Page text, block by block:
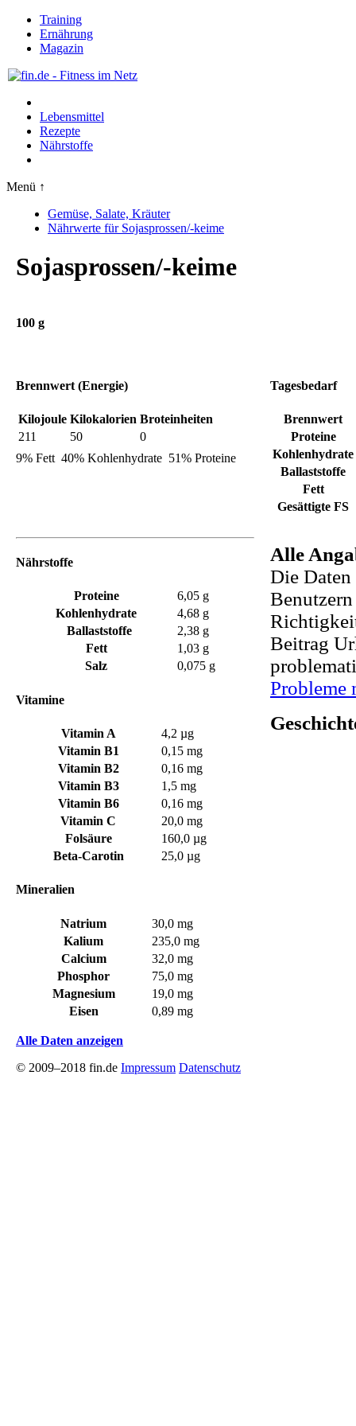
Training
Ernährung
Magazin
Lebensmittel
Rezepte
Nährstoffe
Menü ↑
Gemüse, Salate, Kräuter
Nährwerte für Sojasprossen/-keime
Sojasprossen/-keime
100 g
Brennwert (Energie)
Kilojoule Kilokalorien Broteinheiten
211
50
0
9% Fett 40% Kohlenhydrate 51% Proteine
Tagesbedarf
Brennwert
Proteine
Kohlenhydrate
Ballaststoffe
Fett
Gesättigte FS
Nährstoffe
Proteine
6,05 g
Kohlenhydrate
4,68 g
Ballaststoffe
2,38 g
Fett
1,03 g
Salz
0,075 g
Vitamine
Vitamin A
4,2 µg
Vitamin B1
0,15 mg
Vitamin B2
0,16 mg
Vitamin B3
1,5 mg
Vitamin B6
0,16 mg
Vitamin C
20,0 mg
Folsäure
160,0 µg
Beta-Carotin
25,0 µg
Mineralien
Natrium
30,0 mg
Kalium
235,0 mg
Calcium
32,0 mg
Phosphor
75,0 mg
Magnesium
19,0 mg
Eisen
0,89 mg
Alle Daten anzeigen
Alle
Die
Beitrag
Probleme
© 2009–2018 fin.de Impressum Datenschutz